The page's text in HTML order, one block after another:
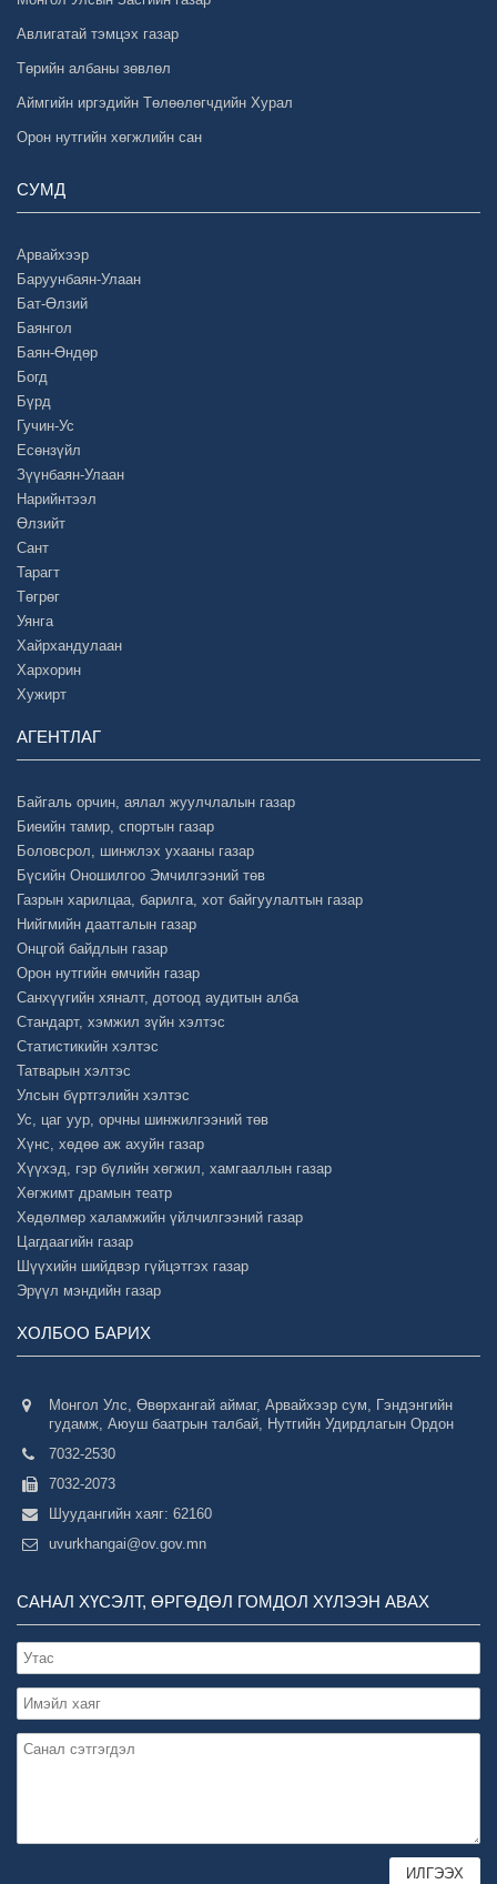
Авлигатай тэмцэх газар
Төрийн албаны зөвлөл
Аймгийн иргэдийн Төлөөлөгчдийн Хурал
Орон нутгийн хөгжлийн сан
СУМД
Арвайхээр
Баруунбаян-Улаан
Бат-Өлзий
Баянгол
Баян-Өндөр
Богд
Бүрд
Гучин-Ус
Есөнзүйл
Зүүнбаян-Улаан
Нарийнтээл
Өлзийт
Сант
Тарагт
Төгрөг
Уянга
Хайрхандулаан
Хархорин
Хужирт
АГЕНТЛАГ
Байгаль орчин, аялал жуулчлалын газар
Биеийн тамир, спортын газар
Боловсрол, шинжлэх ухааны газар
Бүсийн Оношилгоо Эмчилгээний төв
Газрын харилцаа, барилга, хот байгуулалтын газар
Нийгмийн даатгалын газар
Онцгой байдлын газар
Орон нутгийн өмчийн газар
Санхүүгийн хяналт, дотоод аудитын алба
Стандарт, хэмжил зүйн хэлтэс
Статистикийн хэлтэс
Татварын хэлтэс
Улсын бүртгэлийн хэлтэс
Ус, цаг уур, орчны шинжилгээний төв
Хүнс, хөдөө аж ахуйн газар
Хүүхэд, гэр бүлийн хөгжил, хамгааллын газар
Хөгжимт драмын театр
Хөдөлмөр халамжийн үйлчилгээний газар
Цагдаагийн газар
Шүүхийн шийдвэр гүйцэтгэх газар
Эрүүл мэндийн газар
ХОЛБОО БАРИХ
Монгол Улс, Өвөрхангай аймаг, Арвайхээр сум, Гэндэнгийн
гудамж, Аюуш баатрын талбай, Нутгийн Удирдлагын Ордон
7032-2530
7032-2073
Шуудангийн хаяг: 62160
uvurkhangai@ov.gov.mn
САНАЛ ХҮСЭЛТ, ӨРГӨДӨЛ ГОМДОЛ ХҮЛЭЭН АВАХ